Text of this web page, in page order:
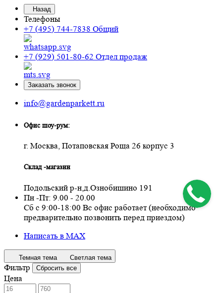
Назад
Телефоны
+7 (495) 744-7838 Общий
+7 (929) 501-80-62 Отдел продаж
Заказать звонок
info@gardenparkett.ru
Офис шоу-рум:
г. Москва, Потаповская Роща 26 корпус 3
Склад -магазин
Подольский р-н,д.Ознобишино 191
Пн -Пт: 9.00 - 20.00
Сб с 9:00-18:00 Вс офис работает (необходимо
предварительно позвонить перед приездом)
Написать в MAX
Темная тема Светлая тема
Фильтр Сбросить все
Цена